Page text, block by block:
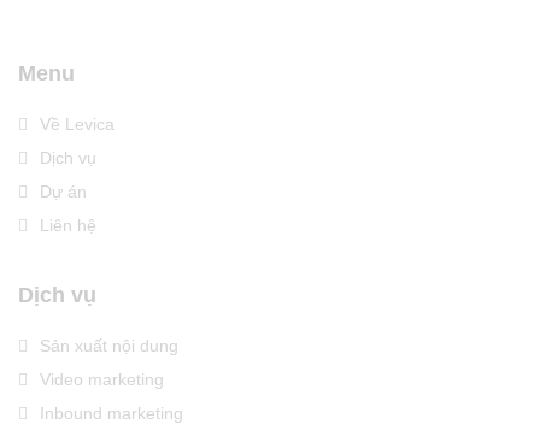
Menu
Về Levica
Dịch vụ
Dự án
Liên hệ
Dịch vụ
Sản xuất nội dung
Video marketing
Inbound marketing